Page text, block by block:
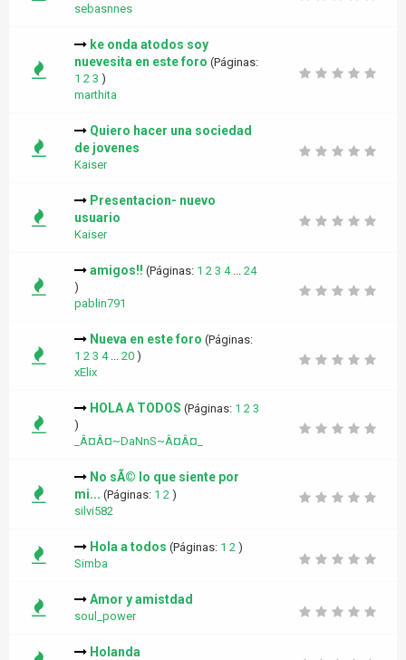
sebasnnes
ke onda atodos soy
nuevesita en este foro (Páginas:
1 2 3 )
marthita
Quiero hacer una sociedad
de jovenes
Kaiser
Presentacion- nuevo
usuario
Kaiser
amigos!! (Páginas: 1 2 3 4 ... 24
)
pablin791
Nueva en este foro (Páginas:
1 2 3 4 ... 20 )
xElix
HOLA A TODOS (Páginas: 1 2 3
)
_Â¤Â¤~DaNnS~Â¤Â¤_
No sÃ© lo que siente por
mi... (Páginas: 1 2 )
silvi582
Hola a todos (Páginas: 1 2 )
Simba
Amor y amistdad
soul_power
Holanda